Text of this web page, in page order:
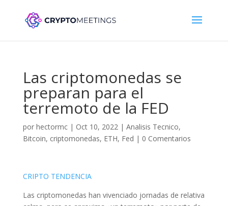
Las criptomonedas se
preparan para el
terremoto de la FED
por hectormc| Oct 10, 2022| Analisis Tecnico,
Bitcoin, criptomonedas, ETH, Fed | 0 Comentarios
CRIPTO TENDENCIA
Las criptomonedas han vivenciado jornadas de relativa